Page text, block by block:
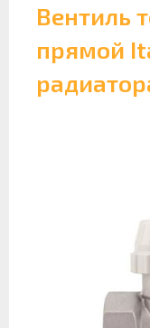
Вентиль
прямой